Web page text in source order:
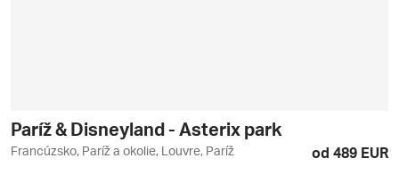
Paríž & Disneyland - Asterix park
Francúzsko, Paríž a okolie, Louvre, Paríž od 489 EUR